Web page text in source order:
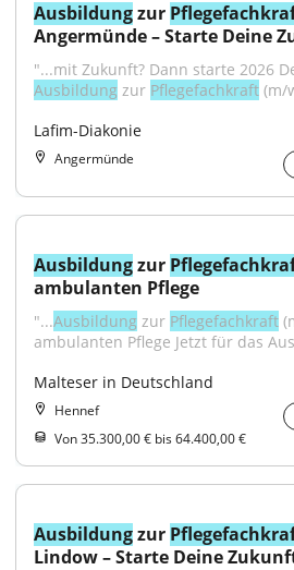
Ausbildung zur
Angermünde – Starte Deine
Ausbildung zur Pflegefachkraft (m/
Lafim-Diakonie
Angermünde
Ausbildung zur
ambulanten Pflege
"...Ausbildung zur Pflegefachkraft
ambulanten Pflege Jetzt für das
Malteser in Deutschland
Hennef
Von 35.300,00 € bis 64.400,00 €
Ausbildung zur
Lindow – Starte Deine